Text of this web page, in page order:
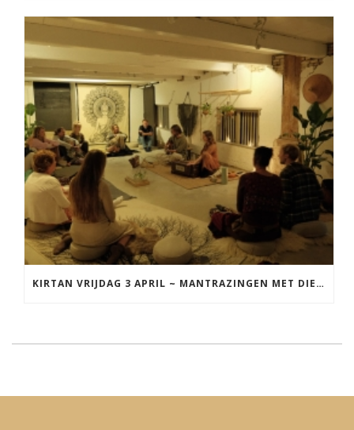
KIRTAN VRIJDAG 3 APRIL ~ MANTRAZINGEN MET DIEDERICK IN LEEUWARDEN